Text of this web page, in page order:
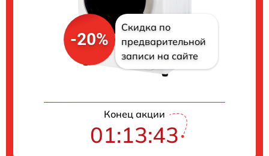
-20%
Скидка по
предварительной
записи на сайте
Конец акции
01:13:42